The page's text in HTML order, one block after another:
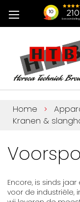
naar
Home
Kranen &
Encore, is sinds
voor de industriële,